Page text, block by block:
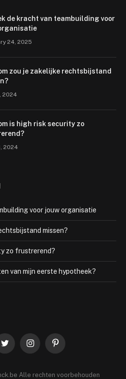
de kracht van teambuilding voor
24, 2025
zou je zakelijke rechtsbijstand
2024
is high risk security zo
2024
voor jouw organisatie
missen?
zo frustrerend?
van mijn eerste hypotheek?
Twitter InstagramPinterest
Alle rechten voorbehouden